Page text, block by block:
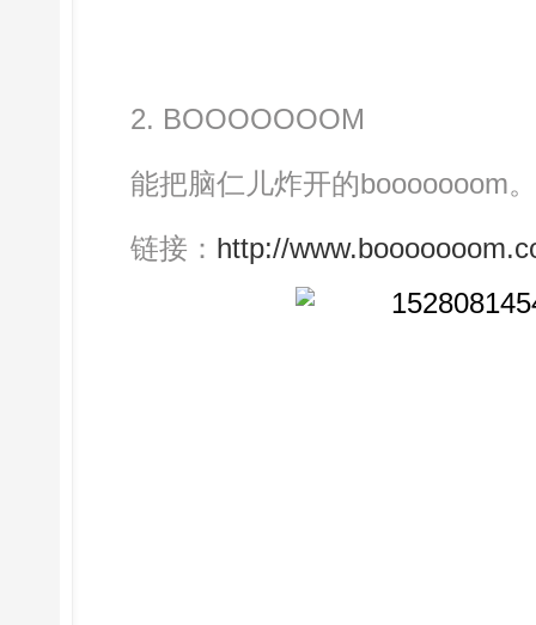
2. BOOOOOOOM
能把脑仁儿炸开的booooooom。
链接： http://